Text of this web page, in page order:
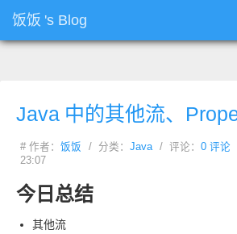
饭饭 's Blog
Java 中的其他流、
# 作者： 饭饭 / 分类： Java / 评论： 0 评论
23:07
今日总结
其他流